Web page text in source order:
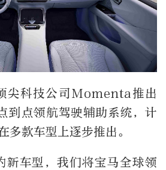
尖科技公司Momenta推出
到点领航驾驶辅助系统，计
款车型上逐步推出。
新车型，我们将宝马全球领